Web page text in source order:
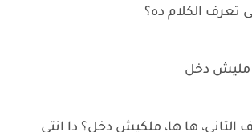
الكلام ده؟
مليش دخل
ها ها، ملكيش دخل؟ دا انتى